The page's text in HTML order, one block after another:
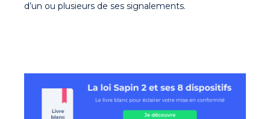
d’un ou plusieurs de ses signalements.